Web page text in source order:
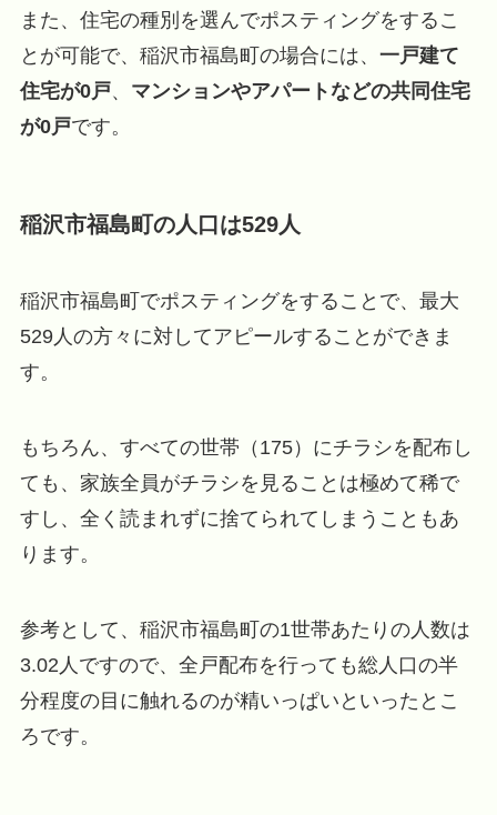
また、住宅の種別を選んでポスティングをするこ
とが可能で、稲沢市福島町の場合には、 一戸建て
住宅が0戸、 マンションやアパートなどの共同住宅
が0戸です。
稲沢市福島町の人口は529人
稲沢市福島町でポスティングをすることで、最大
529人の方々に対してアピールすることができま
す。
もちろん、すべての世帯（175）にチラシを配布し
ても、家族全員がチラシを見ることは極めて稀で
すし、全く読まれずに捨てられてしまうこともあ
ります。
参考として、稲沢市福島町の1世帯あたりの人数は
3.02人ですので、全戸配布を行っても総人口の半
分程度の目に触れるのが精いっぱいといったとこ
ろです。